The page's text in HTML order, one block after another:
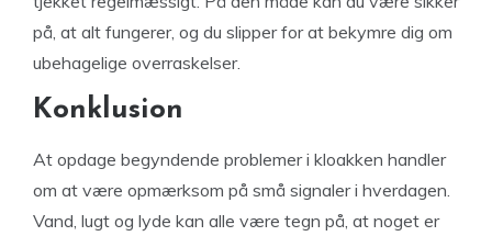
på, at alt fungerer, og du slipper for at bekymre dig om
ubehagelige overraskelser.
Konklusion
At opdage begyndende problemer i kloakken handler
om at være opmærksom på små signaler i hverdagen.
Vand, lugt og lyde kan alle være tegn på, at noget er